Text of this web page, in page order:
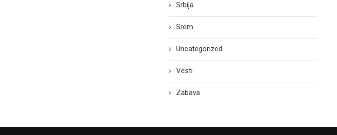
Srbija
Srem
Uncategorized
Vesti
Zabava